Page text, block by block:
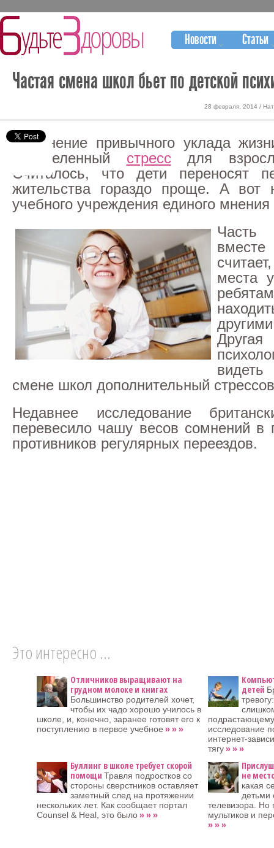
Новости Статьи
Частая смена школ бьет по детской
28 февраля, 2014 /
Изменение привычного уклада
определенный стрессдля
Считалось, что дети переносят
жительства гораздо проще. А вот
учебного учреждения единого
места
смене школ дополнительный
Недавнее исследование
перевесило чашу весов сомнений в
противников регулярных переездов.
Это интересно ...
Отличников выращивают на
грудном молоке и книгах
Большинство родителей хочет,
чтобы их чадо хорошо училось в
школе, и, конечно, заранее готовят его к
поступлению в первое учебное » » »
детей
исследование
интернет-
тягу» » »
Буллинг в школе требует скорой
помощи Травля подростков со
стороны сверстников оставляет
заметный след на протяжении
нескольких лет. Как сообщает портал
Counsel & Heal, это было» » »
не
какая
детьми
телевизора. Но
мультиков и
» » »